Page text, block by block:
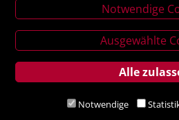
News
Service
6020 Innsbruck
Notwendige
Ausgewählte
Alle
Notwendige